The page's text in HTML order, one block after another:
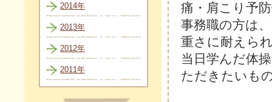
痛・肩こり予
事務職の方は
重さに耐えら
当日学んだ体
ただきたいも
2014年
2013年
2012年
2011年